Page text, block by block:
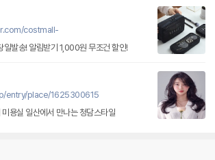
costmall-
일발송! 알림받기 1,000원 무조건 할인!
entry/place/1625300615
트렌드를 선도하는 정찰제 미용실 일산에서 만나는 청담스타일